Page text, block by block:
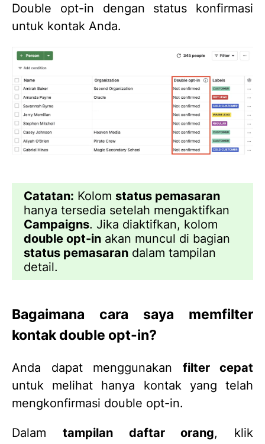
Double opt-in dengan status konfirmasi
untuk kontak Anda.
Catatan: Kolom status pemasaran
hanya tersedia setelah mengaktifkan
Campaigns. Jika diaktifkan, kolom
double opt-in akan muncul di bagian
status pemasaran dalam tampilan
detail.
Bagaimana cara saya memfilter
kontak double opt-in?
Anda dapat menggunakan filter cepat
untuk melihat hanya kontak yang telah
mengkonfirmasi double opt-in.
Dalam tampilan daftar orang, klik